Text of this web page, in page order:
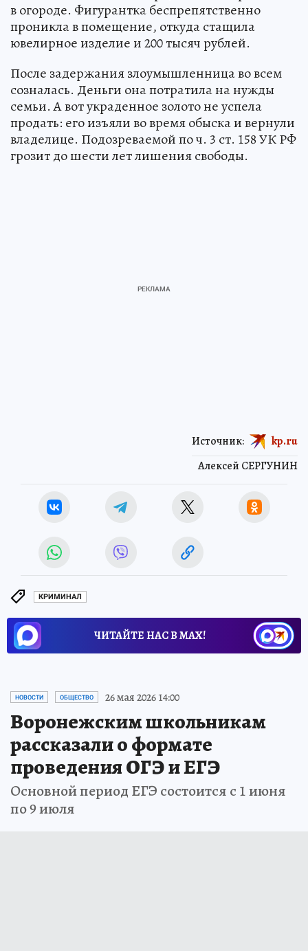
в огороде. Фигурантка беспрепятственно
проникла в помещение, откуда стащила
ювелирное изделие и 200 тысяч рублей.
После задержания злоумышленница во всем
созналась. Деньги она потратила на нужды
семьи. А вот украденное золото не успела
продать: его изъяли во время обыска и вернули
владелице. Подозреваемой по ч. 3 ст. 158 УК РФ
грозит до шести лет лишения свободы.
Алексей СЕРГУНИН
Источник: kp.ru
КРИМИНАЛ
ЧИТАЙТЕ НАС В МАХ!
НОВОСТИ ОБЩЕСТВО 26 мая 2026 14:00
Воронежским школьникам
рассказали о формате
проведения ОГЭ и ЕГЭ
Основной период ЕГЭ состоится с 1 июня
по 9 июля